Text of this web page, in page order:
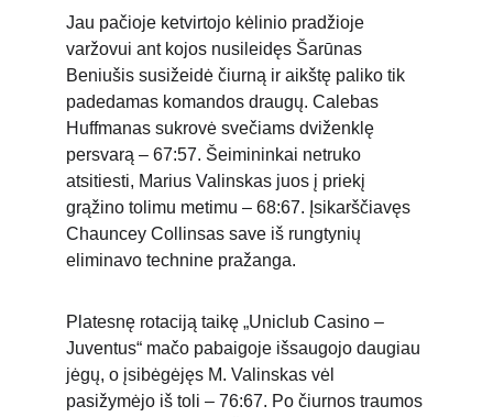
Jau pačioje ketvirtojo kėlinio pradžioje
varžovui ant kojos nusileidęs Šarūnas
Beniušis susižeidė čiurną ir aikštę paliko tik
padedamas komandos draugų. Calebas
Huffmanas sukrovė svečiams dviženklę
persvarą – 67:57. Šeimininkai netruko
atsitiesti, Marius Valinskas juos į priekį
grąžino tolimu metimu – 68:67. Įsikarščiavęs
Chauncey Collinsas save iš rungtynių
eliminavo technine pražanga.
Platesnę rotaciją taikę „Uniclub Casino –
Juventus“ mačo pabaigoje išsaugojo daugiau
jėgų, o įsibėgėjęs M. Valinskas vėl
pasižymėjo iš toli – 76:67. Po čiurnos traumos